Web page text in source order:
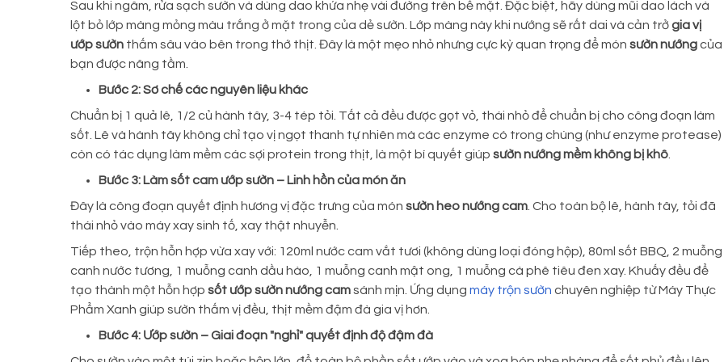
Sau khi ngâm, rửa sạch sườn và dùng dao khứa nhẹ vài đường trên bề mặt. Đặc biệt, hãy dùng mũi dao lách và
lột bỏ lớp màng mỏng màu trắng ở mặt trong của dẻ sườn. Lớp màng này khi nướng sẽ rất dai và cản trởgia vị
ướp sườn thấm sâu vào bên trong thớ thịt. Đây là một mẹo nhỏ nhưng cực kỳ quan trọng để món sườn nướngcủa
bạn được nâng tầm.
Bước 2: Sơ chế các nguyên liệu khác
Chuẩn bị 1 quả lê, 1/2 củ hành tây, 3-4 tép tỏi. Tất cả đều được gọt vỏ, thái nhỏ để chuẩn bị cho công đoạn làm
sốt. Lê và hành tây không chỉ tạo vị ngọt thanh tự nhiên mà các enzyme có trong chúng (như enzyme protease)
còn có tác dụng làm mềm các sợi protein trong thịt, là một bí quyết giúp sườn nướng mềm không bị khô
Bước 3: Làm sốt cam ướp sườn – Linh hồn của món ăn
Đây là công đoạn quyết định hương vị đặc trưng của món sườn heo nướng cam . Cho toàn bộ lê, hành tây, tỏi đã
thái nhỏ vào máy xay sinh tố, xay thật nhuyễn.
Tiếp theo, trộn hỗn hợp vừa xay với: 120ml nước cam vắt tươi (không dùng loại đóng hộp), 80ml sốt BBQ, 2 muỗng
canh nước tương, 1 muỗng canh dầu hào, 1 muỗng canh mật ong, 1 muỗng cà phê tiêu đen xay. Khuấy đều để
tạo thành một hỗn hợp sốt ướp sườn nướng camsánh mịn. Ứng dụng máy trộn sườn chuyên nghiệp từ Máy Thực
Phẩm Xanh giúp sườn thấm vị đều, thịt mềm đậm đà gia vị hơn.
Bước 4: Ướp sườn – Giai đoạn "nghỉ" quyết định độ đậm đà